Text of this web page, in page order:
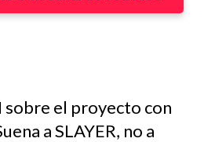
sobre el proyecto con
a SLAYER, no a